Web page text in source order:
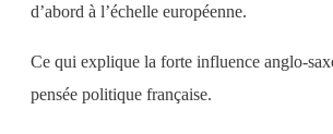
d’abord à l’échelle européenne.
Ce qui explique la forte influence anglo-
pensée politique française.